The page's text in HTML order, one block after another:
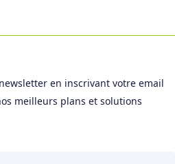
en inscrivant votre email
meilleurs plans et solutions